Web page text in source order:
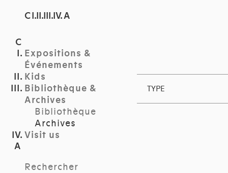
C I.II.III.IV. A
Expositions &
Événements
Kids
Bibliothèque &
Archives
Bibliothèque
Archives
Visit us
Rechercher
TYPE